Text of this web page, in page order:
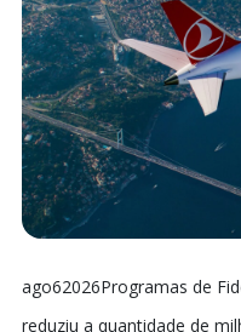
ago62026Programas de
reduziu a quantidade de